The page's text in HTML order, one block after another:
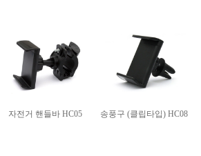
자전거 핸들바 HC05 송풍구 (클립타입) HC08